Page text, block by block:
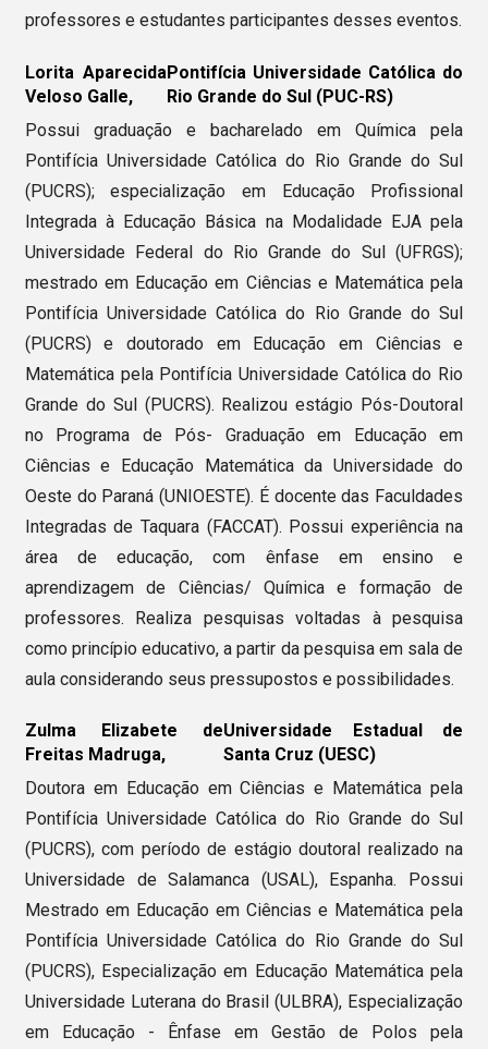
professores e estudantes participantes desses eventos.
Lorita Aparecida
Veloso Galle,
Pontifícia Universidade Católica do
Rio Grande do Sul (PUC-RS)
Possui graduação e bacharelado em Química pela
Pontifícia Universidade Católica do Rio Grande do Sul
(PUCRS); especialização em Educação Profissional
Integrada à Educação Básica na Modalidade EJA pela
Universidade Federal do Rio Grande do Sul (UFRGS);
mestrado em Educação em Ciências e Matemática pela
Pontifícia Universidade Católica do Rio Grande do Sul
(PUCRS) e doutorado em Educação em Ciências e
Matemática pela Pontifícia Universidade Católica do Rio
Grande do Sul (PUCRS). Realizou estágio Pós-Doutoral
no Programa de Pós- Graduação em Educação em
Ciências e Educação Matemática da Universidade do
Oeste do Paraná (UNIOESTE). É docente das Faculdades
Integradas de Taquara (FACCAT). Possui experiência na
área de educação, com ênfase em ensino e
aprendizagem de Ciências/ Química e formação de
professores. Realiza pesquisas voltadas à pesquisa
como princípio educativo, a partir da pesquisa em sala de
aula considerando seus pressupostos e possibilidades.
Zulma Elizabete de
Freitas Madruga,
Universidade Estadual de
Santa Cruz (UESC)
Doutora em Educação em Ciências e Matemática pela
Pontifícia Universidade Católica do Rio Grande do Sul
(PUCRS), com período de estágio doutoral realizado na
Universidade de Salamanca (USAL), Espanha. Possui
Mestrado em Educação em Ciências e Matemática pela
Pontifícia Universidade Católica do Rio Grande do Sul
(PUCRS), Especialização em Educação Matemática pela
Universidade Luterana do Brasil (ULBRA), Especialização
em Educação - Ênfase em Gestão de Polos pela